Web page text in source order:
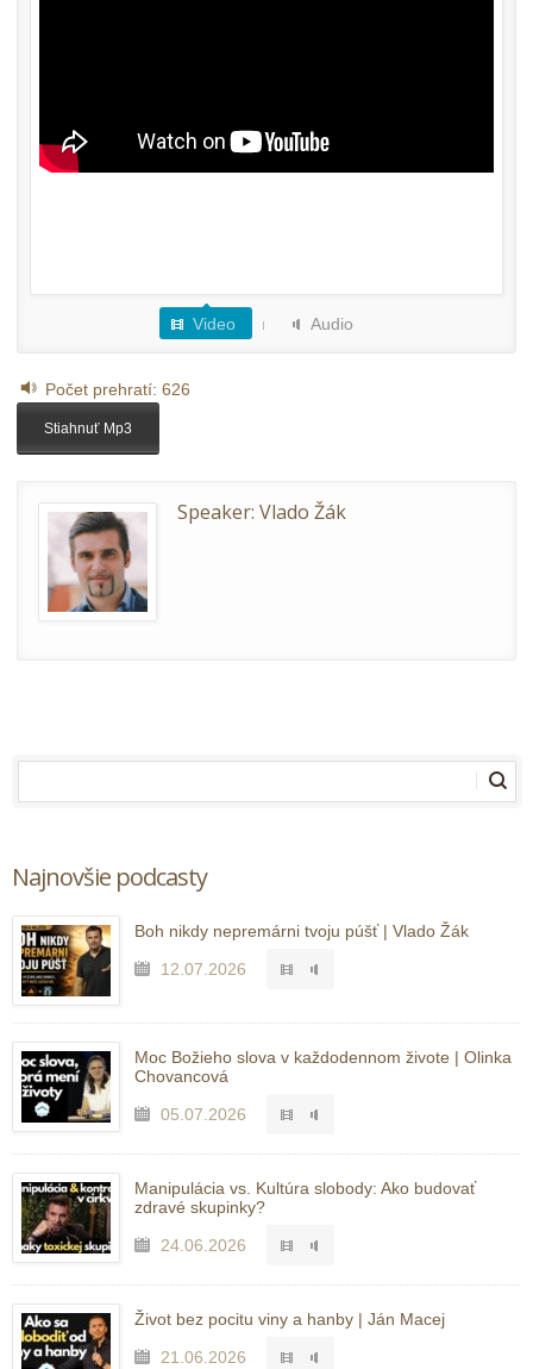
Video Audio
Počet prehratí: 626
Stiahnuť Mp3
Speaker: Vlado Žák
Najnovšie podcasty
Boh nikdy nepremárni tvoju púšť | Vlado Žák
12.07.2026
Moc Božieho slova v každodennom živote | Olinka
Chovancová
05.07.2026
Manipulácia vs. Kultúra slobody: Ako budovať
zdravé skupinky?
24.06.2026
Život bez pocitu viny a hanby | Ján Macej
21.06.2026